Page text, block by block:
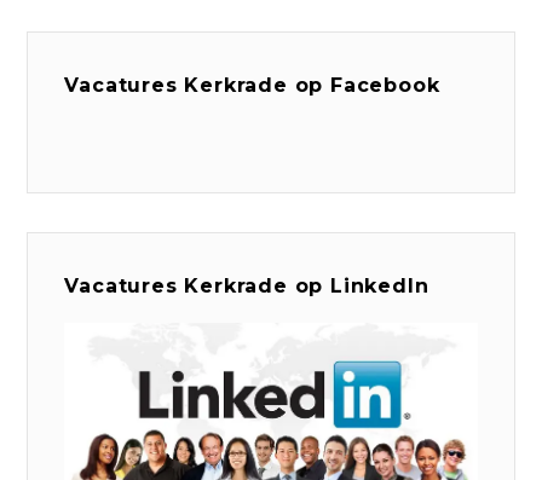
Vacatures Kerkrade op Facebook
Vacatures Kerkrade op LinkedIn